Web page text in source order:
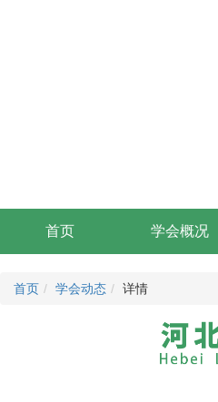
首页 学会概况
首页 学会动态 详情